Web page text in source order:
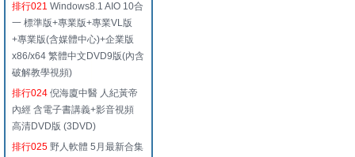
排行021 Windows8.1 AIO 10合
一 標準版+專業版+專業VL版
+專業版(含媒體中心)+企業版
x86/x64 繁體中文DVD9版(內含
破解教學視頻)
排行024 倪海廈中醫 人紀黃帝
內經 含電子書講義+影音視頻
高清DVD版 (3DVD)
排行025 野人軟體 5月最新合集